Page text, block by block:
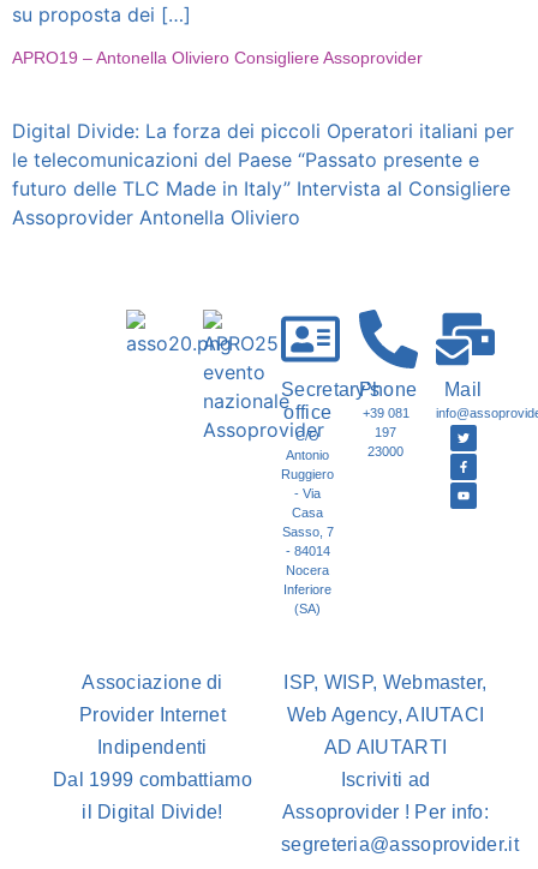
su proposta dei […]
APRO19 – Antonella Oliviero Consigliere Assoprovider
Digital Divide: La forza dei piccoli Operatori italiani per
le telecomunicazioni del Paese “Passato presente e
futuro delle TLC Made in Italy” Intervista al Consigliere
Assoprovider Antonella Oliviero
Secretary's
office
C/O
Antonio
Ruggiero
- Via
Casa
Sasso, 7
- 84014
Nocera
Inferiore
(SA)
Phone
+39 081
197
23000
Mail
Associazione di
Provider Internet
Indipendenti
Dal 1999 combattiamo
il Digital Divide!
ISP, WISP, Webmaster,
Web Agency, AIUTACI
AD AIUTARTI
Iscriviti ad
Assoprovider ! Per info:
segreteria@assoprovider.it